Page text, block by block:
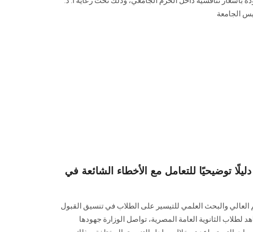
الجامعة
دليلًا توضيحيًا للتعامل مع الأخطاء الشائعة في
العالي والبحث العلمي للتيسير على الطلاب في تنسيق القبول
لطلاب الثانوية العامة المصرية، تواصل الوزارة جهودها